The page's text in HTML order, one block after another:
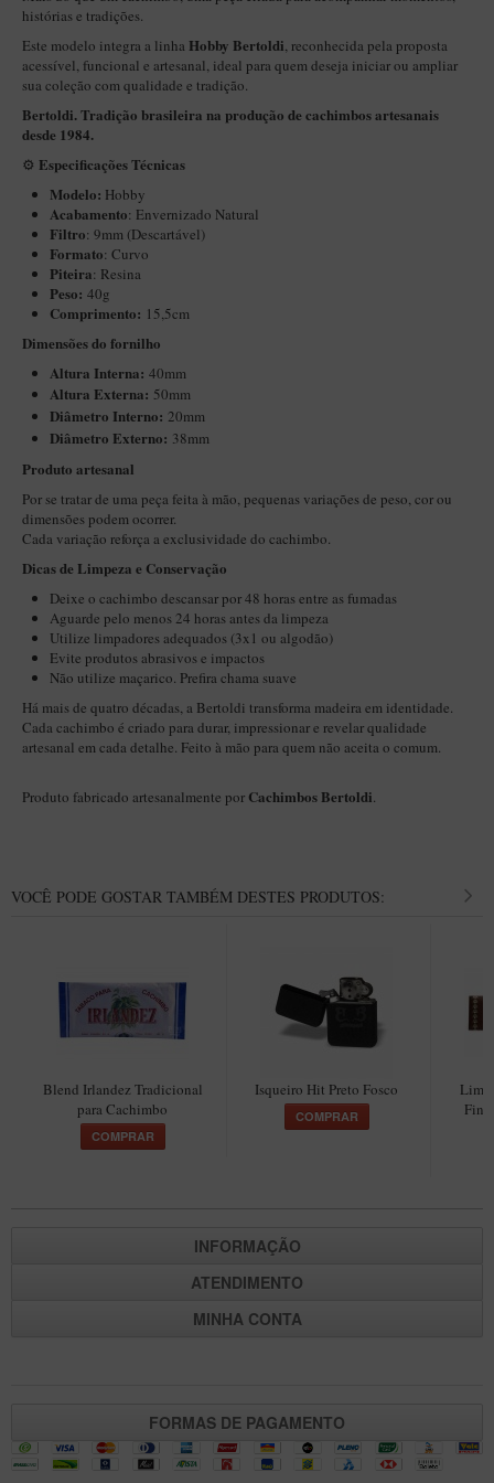
New Rose Polido
Petrus
Piccolo
Premium
Zuccardi
Callia
Encerado
Hobby
Speciale
BB Liso e Rústico
Elite Longo
Barolo
CACHIMBOS ARTESANAIS DE BRIAR ITALIANO
Maestro – Briar Italiano
Churchwarden – Briar Italiano
Maestro Compacto – Briar Italiano
MONTE SEU KIT/INICIANTES
Cachimbos
Suportes
histórias e tradições.
Este modelo integra a linha Hobby Bertoldi, reconhecida pela proposta
acessível, funcional e artesanal, ideal para quem deseja iniciar ou ampliar
sua coleção com qualidade e tradição.
Bertoldi. Tradição brasileira na produção de cachimbos artesanais
desde 1984.
⚙️ Especificações Técnicas
Modelo: Hobby
Acabamento: Envernizado Natural
Filtro: 9mm (Descartável)
Formato: Curvo
Piteira: Resina
Peso: 40g
Comprimento: 15,5cm
Dimensões do fornilho
Altura Interna: 40mm
Altura Externa: 50mm
Diâmetro Interno: 20mm
Diâmetro Externo: 38mm
Produto artesanal
Por se tratar de uma peça feita à mão, pequenas variações de peso, cor ou
dimensões podem ocorrer.
Cada variação reforça a exclusividade do cachimbo.
Dicas de Limpeza e Conservação​
Deixe o cachimbo descansar por 48 horas entre as fumadas
Aguarde pelo menos 24 horas antes da limpeza
Utilize limpadores adequados (3x1 ou algodão)
Evite produtos abrasivos e impactos
Não utilize maçarico. Prefira chama suave
Há mais de quatro décadas, a Bertoldi transforma madeira em identidade.
Cada cachimbo é criado para durar, impressionar e revelar qualidade
artesanal em cada detalhe. Feito à mão para quem não aceita o comum.
Produto fabricado artesanalmente por Cachimbos Bertoldi.
VOCÊ PODE GOSTAR TAMBÉM DESTES PRODUTOS:
Blend Irlandez Tradicional
para Cachimbo
COMPRAR
Isqueiro Hit Preto Fosco
COMPRAR
INFORMAÇÃO
ATENDIMENTO
MINHA CONTA
FORMAS DE PAGAMENTO